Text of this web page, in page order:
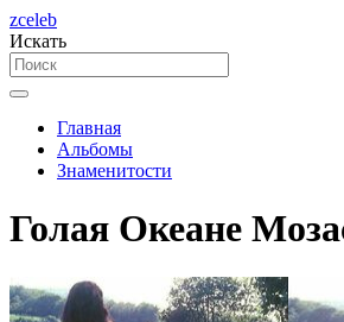
zceleb
Искать
Главная
Альбомы
Знаменитости
Голая Океане